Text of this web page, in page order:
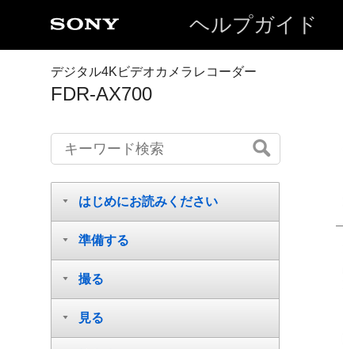
ヘルプガイド
デジタル4Kビデオカメラレコーダー
FDR-AX700
はじめにお読みください
準備する
撮る
見る